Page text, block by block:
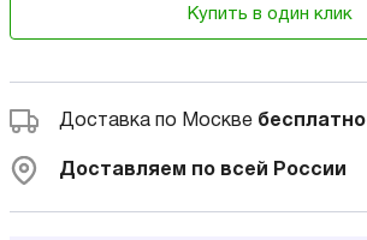
Купить в один клик
Доставка по Москве бесплатно
Доставляем по всей России